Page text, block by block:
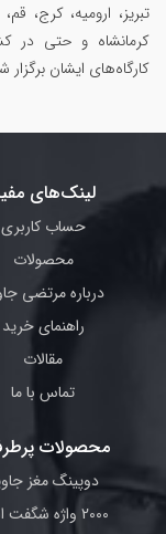
تبریز، ارومیه، کرج،
کرمانشاه و حتی در
کارگاه‌های ایشان
لینک‌های
حساب کاربری
محصولات
درباره مرتضی
راهنمای خرید
مقالات
تماس با ما
محصولات
دوپینگ مغز
2000 واژه شگفت انگیز